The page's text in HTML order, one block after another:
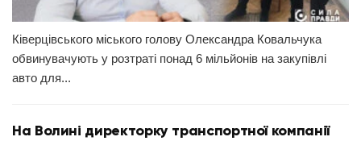
Ківерцівського міського голову Олександра Ковальчука
обвинувачують у розтраті понад 6 мільйонів на закупівлі
авто для...
На Волині директорку транспортної компанії